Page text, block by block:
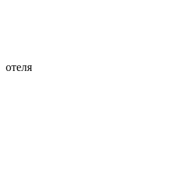
отеля